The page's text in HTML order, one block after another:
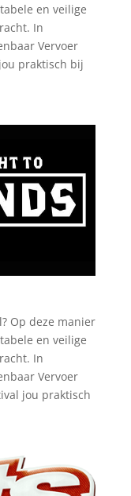
en veilige
In
Vervoer
praktisch bij
Op deze manier
en veilige
In
Vervoer
jou praktisch